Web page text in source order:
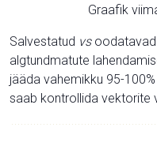
Graafik
Salvestatud vsoodatavad
algtundmatute
jääda vahemikku 95-
saab kontrollida vektorite